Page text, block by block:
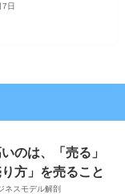
日
のは、「売る」
方」を売ること
ネスモデル解剖